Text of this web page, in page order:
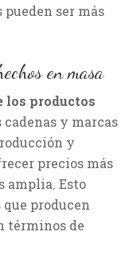
ser más
en masa
los productos
cadenas y marcas
y
precios más
amplia. Esto
producen
términos de